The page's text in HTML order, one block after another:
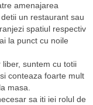
amenajarea
un restaurant sau
spatiul respectiv
la punct cu noile
suntem cu totii
conteaza foarte mult
masa.
sa iti iei rolul de